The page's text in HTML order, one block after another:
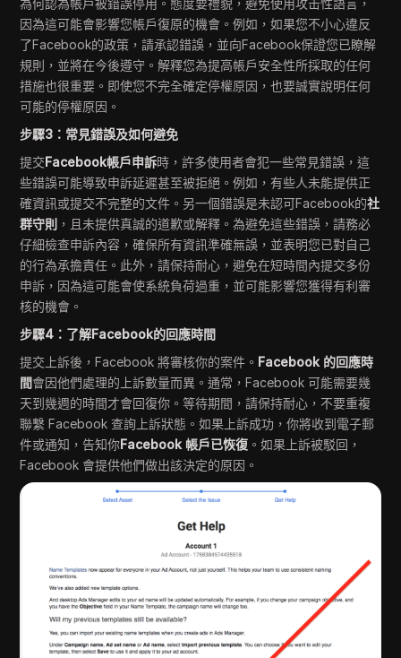
因為這可能會影響您帳戶復原的機會。例如，如果您不小心違反
了Facebook的政策，請承認錯誤，並向Facebook保證您已瞭解
規則，並將在今後遵守。解釋您為提高帳戶安全性所採取的任何
措施也很重要。即使您不完全確定停權原因，也要誠實說明任何
可能的停權原因。
步驟3：常見錯誤及如何避免
提交Facebook帳戶申訴時，許多使用者會犯一些常見錯誤，這
些錯誤可能導致申訴延遲甚至被拒絕。例如，有些人未能提供正
確資訊或提交不完整的文件。另一個錯誤是未認可Facebook的社
群守則 ，且未提供真誠的道歉或解釋。為避免這些錯誤，請務必
仔細檢查申訴內容，確保所有資訊準確無誤，並表明您已對自己
的行為承擔責任。此外，請保持耐心，避免在短時間內提交多份
申訴，因為這可能會使系統負荷過重，並可能影響您獲得有利審
核的機會。
步驟4：了解Facebook的回應時間
提交上訴後，Facebook 將審核你的案件。 Facebook 的回應時
間會因他們處理的上訴數量而異。通常，Facebook 可能需要幾
天到幾週的時間才會回復你。等待期間，請保持耐心，不要重複
聯繫 Facebook 查詢上訴狀態。如果上訴成功，你將收到電子郵
件或通知，告知你Facebook 帳戶已恢復 。如果上訴被駁回，
Facebook 會提供他們做出該決定的原因。